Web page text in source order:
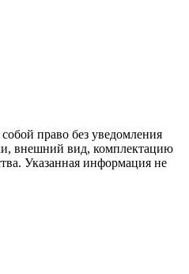
право без уведомления
внешний вид, комплектацию
Указанная информация не